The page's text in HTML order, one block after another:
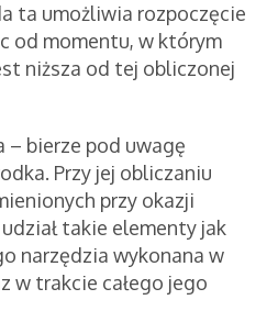
ta umożliwia rozpoczęcie
od momentu, w którym
niższa od tej obliczonej
– bierze pod uwagę
Przy jej obliczaniu
przy okazji
takie elementy jak
narzędzia wykonana w
w trakcie całego jego